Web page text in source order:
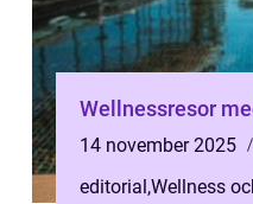
Wellnessresor
14 november 2025
editorial,Wellness